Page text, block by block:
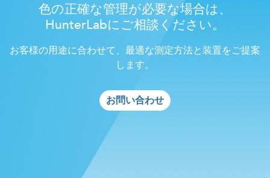
色の正確な管理が必要な場合は、
HunterLabにご相談ください。
お客様の用途に合わせて、最適な測定方法と装置をご提案
します。
お問い合わせ